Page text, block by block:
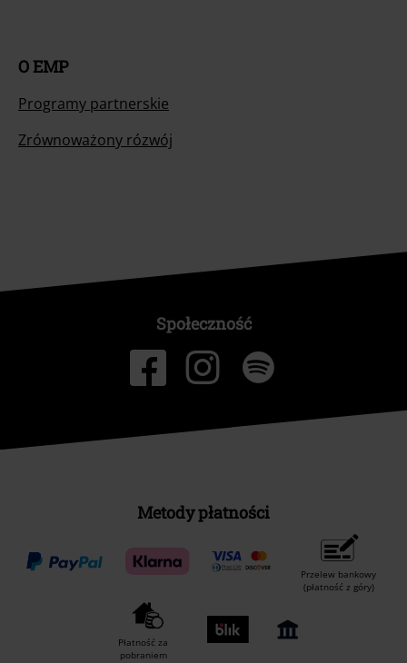
O EMP
Programy partnerskie
Zrównoważony rózwój
Społeczność
Metody płatności
Przelew bankowy
(płatność z góry)
Płatność za
pobraniem